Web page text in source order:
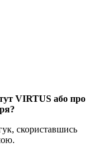
VIRTUS або про
скориставшись